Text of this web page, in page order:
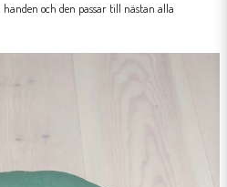
och den passar till nästan alla